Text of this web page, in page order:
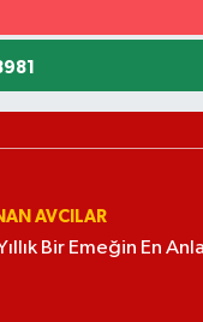
AVCILAR
Bir Emeğin En